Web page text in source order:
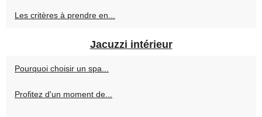
Les critères à prendre en...
Jacuzzi intérieur
Pourquoi choisir un spa...
Profitez d'un moment de...